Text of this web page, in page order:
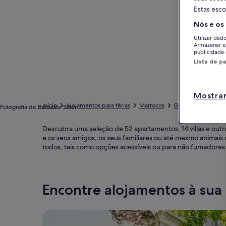
Fotografia de Barbette Siller
Início Alojamentos para férias Marrocos Guelmim-Oued
Descubra uma seleção de 52 apartamentos, 14 villas e
e os seus amigos, os seus familiares ou até mesmo
todos, tais como opções acessíveis ou para não fumadores.
Encontre alojamentos à
Pesquisar
Estas
Nós e
Utilizar
Armazenar
publicidade
Lista de